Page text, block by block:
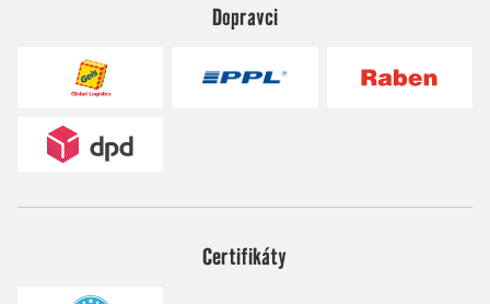
Dopravci
Certifikáty